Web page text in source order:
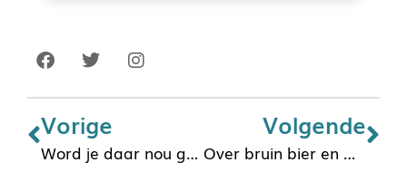
Vorige
Word je daar nou geil van?
Volgende
Over bruin bier en muizen